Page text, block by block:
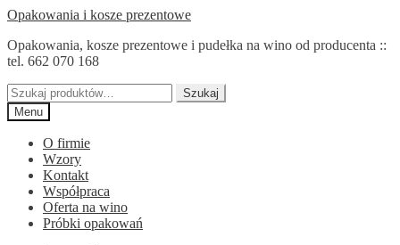
Przejdź
nawigacji
Przejdź
treści
Opakowania i kosze prezentowe
Opakowania, kosze prezentowe i pudełka na wino od producenta ::
tel. 662 070 168
Szukaj:
Szukaj
Menu
O firmie
Wzory
Kontakt
Współpraca
Oferta na wino
Próbki opakowań